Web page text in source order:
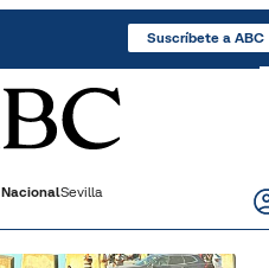
Suscríbete a ABC
NacionalSevilla